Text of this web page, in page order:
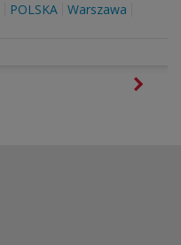
POLSKA Warszawa